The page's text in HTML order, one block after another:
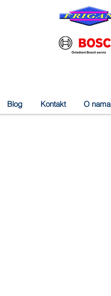
Blog Kontakt O nama